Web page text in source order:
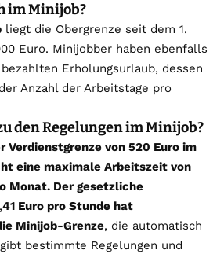
im Minijob?
liegt die Obergrenze seit dem 1.
Euro. Minijobber haben ebenfalls
Erholungsurlaub, dessen
Anzahl der Arbeitstage pro
den Regelungen im Minijob?
Verdienstgrenze von 520 Euro im
eine maximale Arbeitszeit von
Monat. Der gesetzliche
,41 Euro pro Stunde hat
Minijob-Grenze, die automatisch
bestimmte Regelungen und